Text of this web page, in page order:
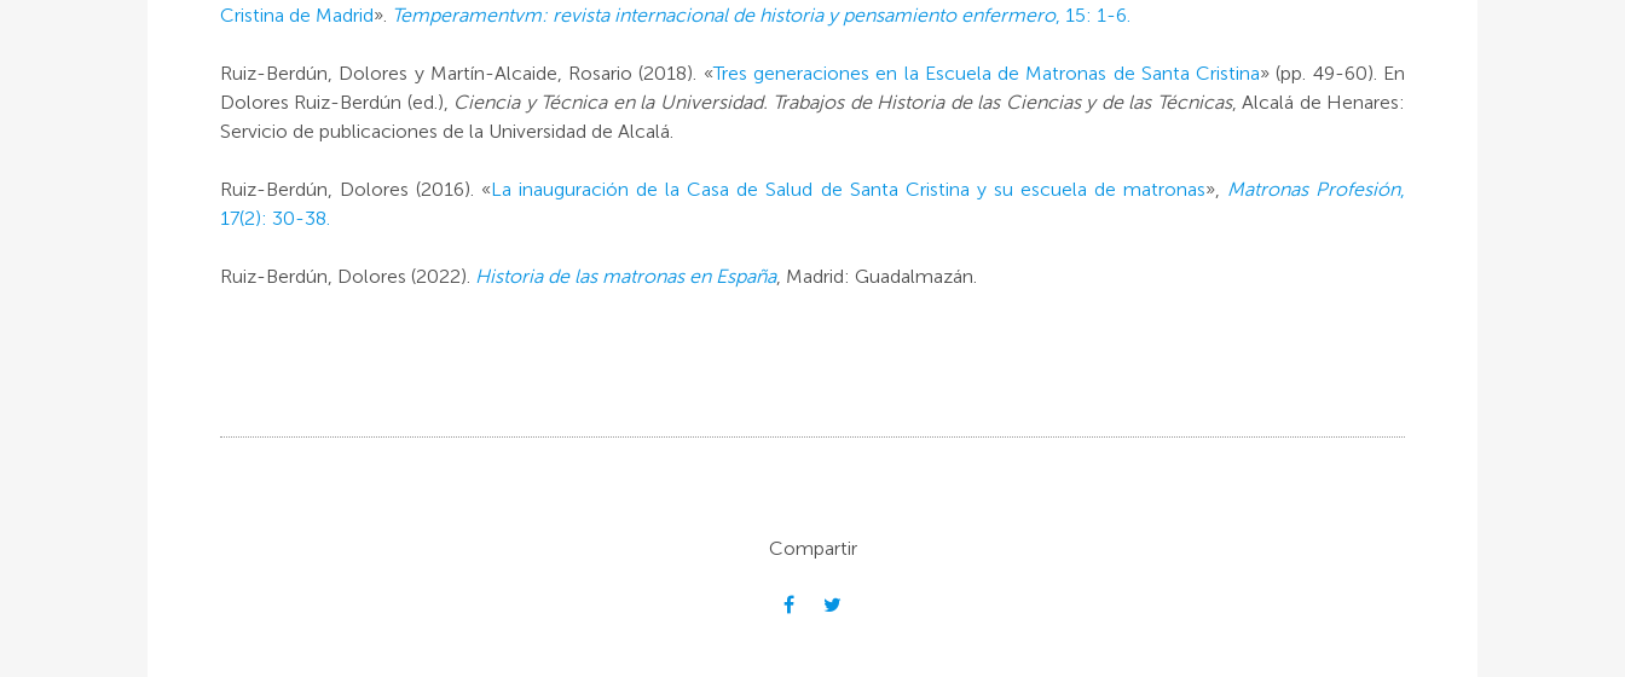
Cristina de Madrid». Temperamentvm: revista internacional de historia y pensamiento enfermero, 15: 1-6.
Ruiz-Berdún, Dolores y Martín-Alcaide, Rosario (2018). «Tres generaciones en la Escuela de Matronas de Santa Cristina» (pp. 49-60). En
Dolores Ruiz-Berdún (ed.), Ciencia y Técnica en la Universidad. Trabajos de Historia de las Ciencias y de las Técnicas, Alcalá de Henares:
Servicio de publicaciones de la Universidad de Alcalá.
Ruiz-Berdún, Dolores (2016). «La inauguración de la Casa de Salud de Santa Cristina y su escuela de matronas», Matronas Profesión,
17(2): 30-38.
Ruiz-Berdún, Dolores (2022). Historia de las matronas en España, Madrid: Guadalmazán.
Compartir